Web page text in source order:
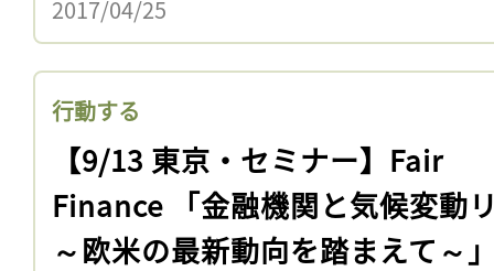
2017/04/25
行動する
【9/13 東京・セミナー】Fair
Finance 「金融機関と気候変動
～欧米の最新動向を踏まえて～